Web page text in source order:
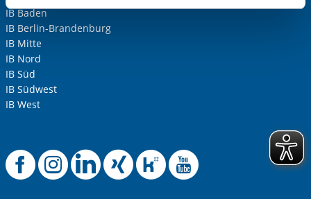
aufgerufenen und somit gewünschten Website-
Funktionen sind. Diese Cookies setzen wir aufgrund
berechtigter Interessen und daher unabhängig von einer
Einwilligung.
IB Baden
IB Berlin-Brandenburg
IB Mitte
IB Nord
IB Süd
IB Südwest
IB West
Offizielle
Offizielle
Offizielle
Offizielle
Offizielle